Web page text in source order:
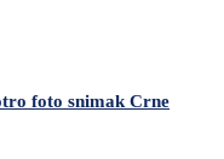
foto snimak Crne